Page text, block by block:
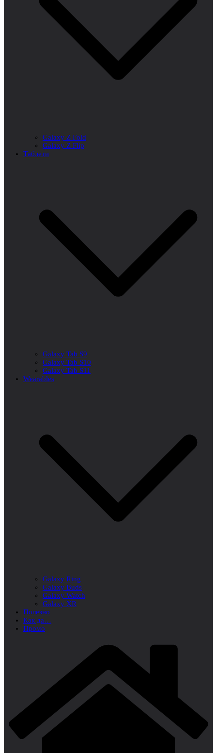
Galaxy Z Fold
Galaxy Z Flip
Таблети
Galaxy Tab S9
Galaxy Tab S10
Galaxy Tab S11
Wearables
Galaxy Ring
Galaxy Buds
Galaxy Watch
Galaxy XR
Полезно
Как да…
Промо